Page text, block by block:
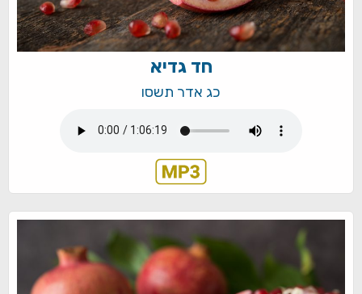
חד גדיא
כג אדר תשסו